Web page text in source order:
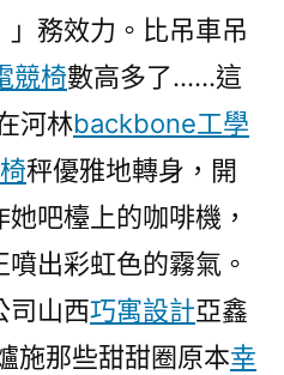
億
室
內
設
計
降
本
效〉
」務效力。比吊車吊
競椅數高多了……這
河林backbone工學
秤優雅地轉身，開
她吧檯上的咖啡機，
出彩虹色的霧氣。
司山西巧寓設計亞鑫
施那些甜甜圈原本幸